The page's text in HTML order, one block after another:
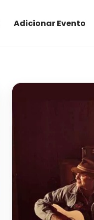
Adicionar Evento